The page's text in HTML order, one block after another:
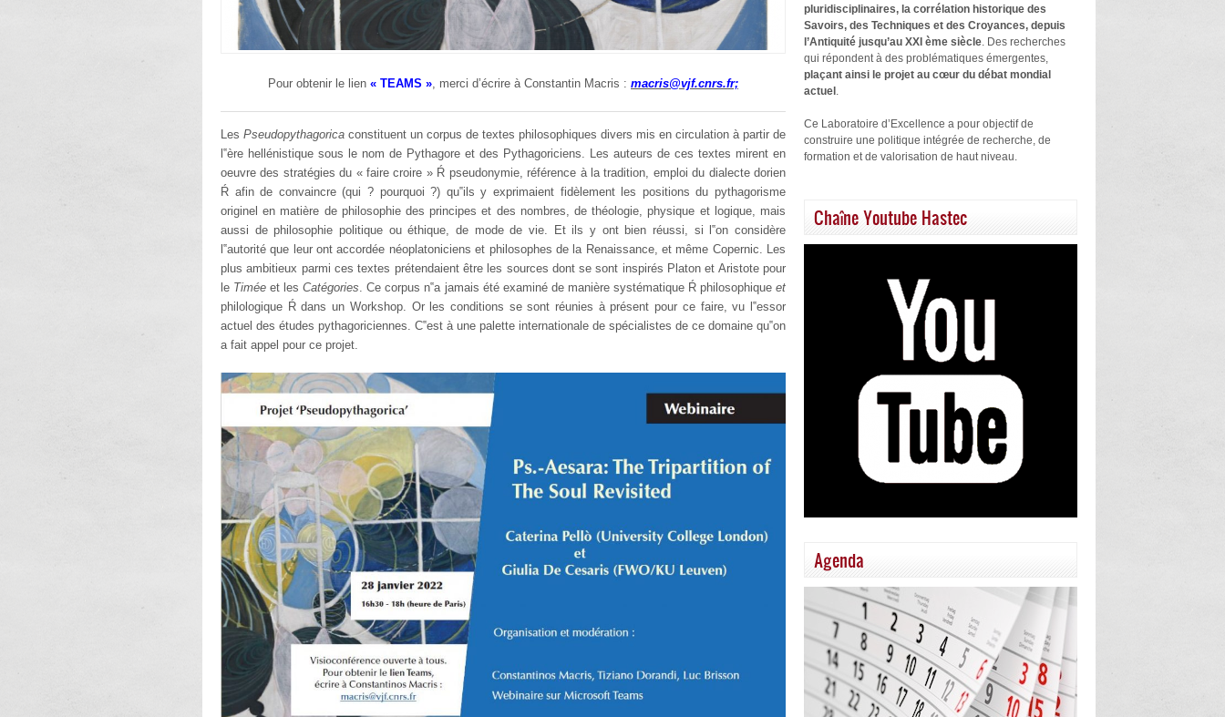
Pour obtenir le lien « TEAMS », merci d’écrire à Constantin Macris : macris@vjf.cnrs.fr;
Les Pseudopythagorica constituent un corpus de textes philosophiques divers mis en circulation à partir de
l‟ère hellénistique sous le nom de Pythagore et des Pythagoriciens. Les auteurs de ces textes mirent en
oeuvre des stratégies du « faire croire » Ŕ pseudonymie, référence à la tradition, emploi du dialecte dorien
Ŕ afin de convaincre (qui ? pourquoi ?) qu‟ils y exprimaient fidèlement les positions du pythagorisme
originel en matière de philosophie des principes et des nombres, de théologie, physique et logique, mais
aussi de philosophie politique ou éthique, de mode de vie. Et ils y ont bien réussi, si l‟on considère
l‟autorité que leur ont accordée néoplatoniciens et philosophes de la Renaissance, et même Copernic. Les
plus ambitieux parmi ces textes prétendaient être les sources dont se sont inspirés Platon et Aristote pour
le Timéeet lesCatégories. Ce corpus n‟a jamais été examiné de manière systématique Ŕ philosophique et
philologique Ŕ dans un Workshop. Or les conditions se sont réunies à présent pour ce faire, vu l‟essor
actuel des études pythagoriciennes. C‟est à une palette internationale de spécialistes de ce domaine qu‟on
a fait appel pour ce projet.
pluridisciplinaires, la corrélation historique des
Savoirs, des Techniques et des Croyances, depuis
l’Antiquité jusqu’au XXI ème siècle. Des recherches
qui répondent à des problématiques émergentes,
plaçant ainsi le projet au cœur du débat mondial
actuel .
Ce Laboratoire d’Excellence a pour objectif de
construire une politique intégrée de recherche, de
formation et de valorisation de haut niveau.
Chaîne Youtube Hastec
Agenda